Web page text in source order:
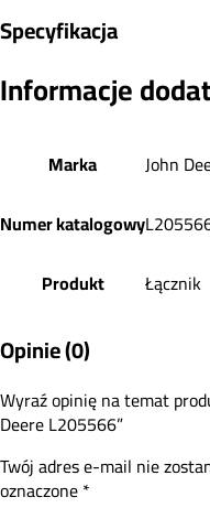
Specyfikacja
Informacje
Marka
John
Numer katalogowy
Produkt
Łącznik
Opinie (0)
Wyraź opinię na temat
Deere L205566”
Twój adres e-mail nie
oznaczone*